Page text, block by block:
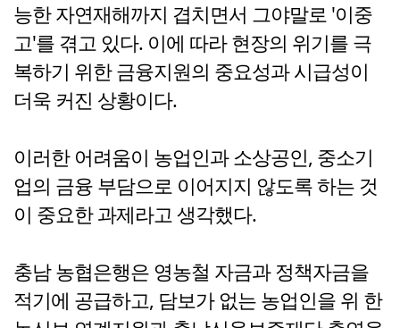
능한 자연재해까지 겹치면서 그야말로 '이중
고'를 겪고 있다. 이에 따라 현장의 위기를 극
복하기 위한 금융지원의 중요성과 시급성이
더욱 커진 상황이다.
이러한 어려움이 농업인과 소상공인, 중소기
업의 금융 부담으로 이어지지 않도록 하는 것
이 중요한 과제라고 생각했다.
충남 농협은행은 영농철 자금과 정책자금을
적기에 공급하고, 담보가 없는 농업인을 위 한